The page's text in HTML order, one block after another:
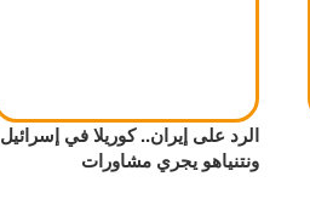
الرد على إيران.. كوريلا في إسرائيل
ونتنياهو يجري مشاورات